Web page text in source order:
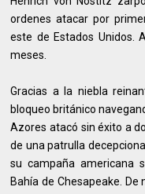
ordenes atacar por
este de Estados Unidos.
meses.
Gracias a la niebla
bloqueo británico
Azores atacó sin éxito a
de una patrulla
su campaña americana
Bahía de Chesapeake.